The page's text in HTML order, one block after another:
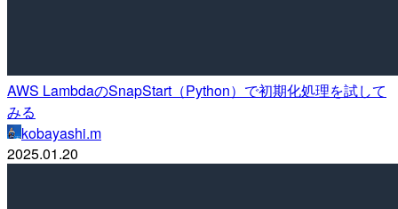
AWS LambdaのSnapStart（Python）で初期化処理を試して
みる
kobayashi.m
2025.01.20